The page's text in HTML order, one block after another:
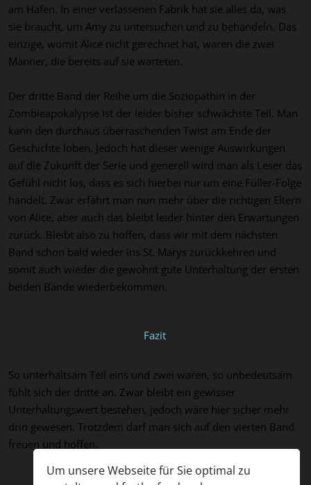
Um unsere Webseite für Sie optimal zu
am Hafen. In einer verlassenen Fabrik hat sie alles da, was
sie braucht, um Amy zu untersuchen und zu behandeln. Das
einzige, womit Alice nicht gerechnet hat, waren die zwei
Männer, die bereits auf sie warteten.
Der dritte Band der Reihe um die Soziopathin in der
Zombieapokalypse ist der leider bisher schwächste Teil. Man
kann den durchaus überraschenden Twist am Ende der
Geschichte loben. Jedoch hat dieser wenige Auswirkungen
auf die Zukunft der Serie und generell wird man als Leser das
Gefühl nicht los, dass es sich hierbei nur um eine Füller-Folge
handelt. Zwar erfährt man nun mehr über die richtigen Eltern
von Alice, aber auch das bleibt leider hinter den Erwartungen
zurück. Bleibt also zu hoffen, dass wir mit dem nächsten
Band schon bald wieder ins St. Marys zurückkehren und
somit auch wieder die gewohnt gute Unterhaltung der ersten
beiden Bände wiederbekommen.
Fazit
So unterhaltsam Teil eins und zwei waren, so unbedeutsam
fühlt sich der dritte an. Zwar bleibt ein gewisser
Unterhaltungswert bestehen, jedoch wäre hier sicher mehr
drin gewesen. Trotzdem darf man sich auf den vierten Band
freuen und hoffen.